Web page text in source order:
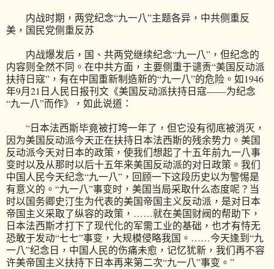
内战时期，两党纪念“九一八”主题各异，中共侧重反
美，国民党侧重反苏
内战爆发后，国、共两党继续纪念“九一八”，但纪念的
内容则全然不同。在中共方面，主要侧重于谴责“美国反动派
扶持日寇”，有在中国重新制造新的“九一八”的危险。如1946
年9月21日人民日报刊文《美国反动派扶持日寇——为纪念
“九一八”而作》，如此说道：
“日本法西斯毕竟被打垮一年了，但它没有彻底被消灭，
因为美国反动派今天正在扶持日本法西斯的残余势力。美国
反动派今天对日本的政策，使我们想起了十五年前九一八事
变时以及从那时以后十五年来美国反动派的对日政策。我们
中国人民今天纪念“九一八”，回顾一下这段历史以为警惕是
有意义的。“九一八”事变时，美国当局采取什么态度呢？当
时以国务卿史汀生为代表的美国帝国主义反动派，是对日本
帝国主义采取了纵容的政策，……就在美国财阀的帮助下，
日本法西斯才打下了现代化的军需工业的基础，也才有恃无
恐敢于发动“七七”事变，大规模侵略我国。……今天逢到“九
一八”纪念日，中国人民的伤痛未愈，记忆犹新，我们再不容
许美帝国主义扶持下日本再来第二次“九一八”事变。”